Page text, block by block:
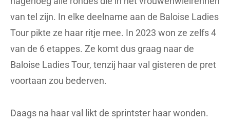
van tel zijn. In elke deelname aan de Baloise Ladies
Tour pikte ze haar ritje mee. In 2023 won ze zelfs 4
van de 6 etappes. Ze komt dus graag naar de
Baloise Ladies Tour, tenzij haar val gisteren de pret
voortaan zou bederven.
Daags na haar val likt de sprintster haar wonden.